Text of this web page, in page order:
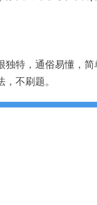
特，通俗易懂，简
不刷题。